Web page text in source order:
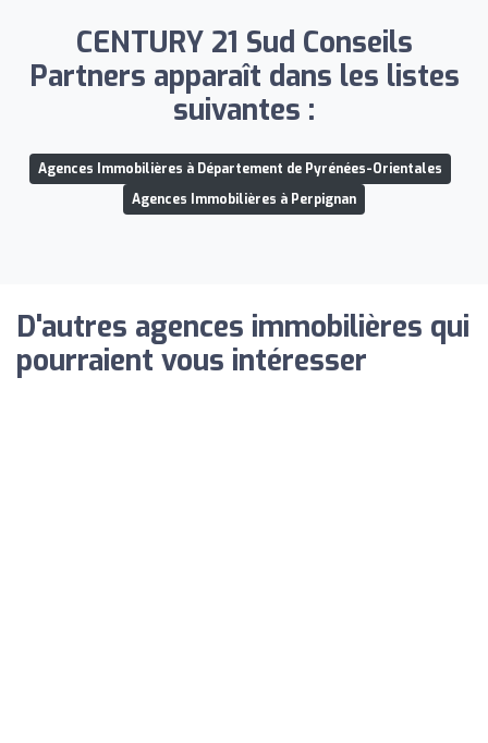
CENTURY 21 Sud Conseils
Partners apparaît dans les listes
suivantes :
Agences Immobilières à Département de Pyrénées-Orientales
Agences Immobilières à Perpignan
D'autres agences immobilières qui
pourraient vous intéresser